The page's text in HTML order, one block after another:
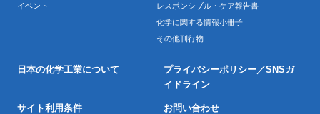
イベント
レスポンシブル・ケア報告書
化学に関する情報小冊子
その他刊行物
日本の化学工業について
プライバシーポリシー／SNSガ
イドライン
サイト利用条件 お問い合わせ